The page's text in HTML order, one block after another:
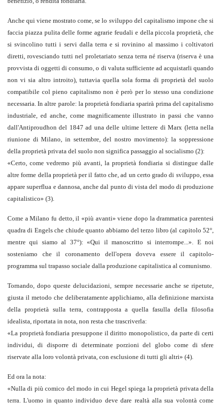
Anche qui viene mostrato come, se lo sviluppo del capitalismo impone che si
faccia piazza pulita delle forme agrarie feudali e della piccola proprietà, che
si svincolino tutti i servi dalla terra e si rovinino al massimo i coltivatori
diretti, rovesciando tutti nel proletariato senza terra né riserva (riserva è una
provvista di oggetti di consumo, o di valuta sufficiente ad acquistarli quando
non vi sia altro introito), tuttavia quella sola forma di proprietà del suolo
compatibile col pieno capitalismo non è però per lo stesso una condizione
necessaria. In altre parole: la proprietà fondiaria sparirà prima del capitalismo
industriale, ed anche, come magnificamente illustrato in passi che vanno
dall'Antiproudhon del 1847 ad una delle ultime lettere di Marx (letta nella
riunione di Milano, in settembre, del nostro movimento): la soppressione
della proprietà privata del suolo non significa passaggio al socialismo (2):
«Certo, come vedremo più avanti, la proprietà fondiaria si distingue dalle
altre forme della proprietà per il fatto che, ad un certo grado di sviluppo, essa
appare superflua e dannosa, anche dal punto di vista del modo di produzione
capitalistico» (3).
Come a Milano fu detto, il «più avanti» viene dopo la drammatica parentesi
quadra di Engels che chiude quanto abbiamo del terzo libro (al capitolo 52°,
mentre qui siamo al 37°): «Qui il manoscritto si interrompe...». E noi
sosteniamo che il coronamento dell'opera doveva essere il capitolo-
programma sul trapasso sociale dalla produzione capitalistica al comunismo.
Tornando, dopo queste delucidazioni, sempre necessarie anche se ripetute,
giusta il metodo che deliberatamente applichiamo, alla definizione marxista
della proprietà sulla terra, contrapposta a quella fasulla della filosofia
idealista, riportata in nota, non resta che trascriverla:
«La proprietà fondiaria presuppone il diritto monopolistico, da parte di certi
individui, di disporre di determinate porzioni del globo come di sfere
riservate alla loro volontà privata, con esclusione di tutti gli altri» (4).
Ed ora la nota:
«Nulla di più comico del modo in cui Hegel spiega la proprietà privata della
terra. L'uomo in quanto individuo deve dare realtà alla sua volontà come